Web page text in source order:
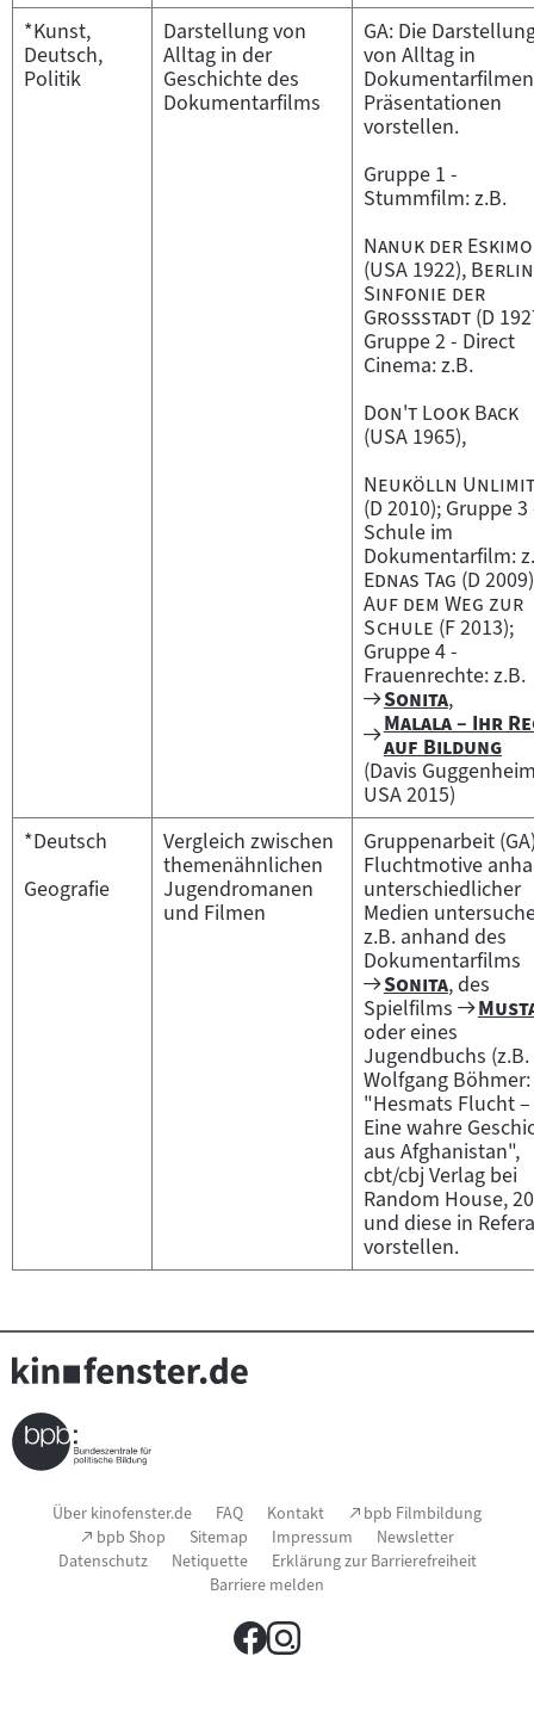
*Kunst,
Deutsch,
Politik
Darstellung von
Alltag in der
Geschichte des
Dokumentarfilms
GA: Die
von Alltag in
Präsentationen
vorstellen.
Gruppe 1 -
Stummfilm: z.B.
"
Nanuk der Eskimo
(USA 1922), "
Sinfonie der
Großstadt"(D
Gruppe 2 - Direct
Cinema: z.B.
"
Don't Look Back"
(USA 1965),
"
Neukölln
(D 2010); Gruppe 3
Schule im
Dokumentarfilm:
Ednas Tag "(D
Auf dem Weg zur
Schule "(F 2013);
Gruppe 4 -
Frauenrechte: z.B.
Zum
Filmarchiv:
"
Sonita"
,
Zum
Filmarchiv:
"
Malala – Ihr
auf Bildung"
(Davis
USA 2015)
*Deutsch
Geografie
Vergleich zwischen
themenähnlichen
Jugendromanen
und Filmen
Gruppenarbeit
Fluchtmotive
unterschiedlicher
Medien
z.B. anhand des
Dokumentarfilms
Zum
Filmarchiv:
"
Sonita"
, des
Spielfilms
Zum
"
oder eines
Jugendbuchs (z.B.
Wolfgang Böhmer:
"Hesmats Flucht –
Eine wahre
aus Afghanistan",
cbt/cbj Verlag bei
Random House,
und diese in
vorstellen.
Seitenfußnavigation
Über kinofenster.de FAQ Kontakt (Link
öffnet
im
neuen
bpb Filmbildung
(Link
öffnet
im
bpb Shop Sitemap Impressum
Newsletter
Datenschutz
Netiquette
Erklärung zur Barrierefreiheit
Barriere melden